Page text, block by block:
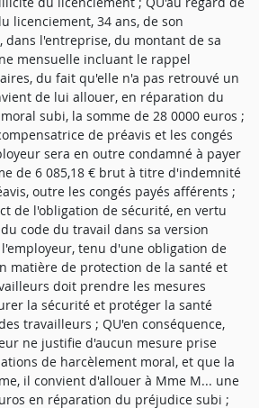
licenciement, 34 ans, de son
dans l'entreprise, du montant de sa
mensuelle incluant le rappel
du fait qu'elle n'a pas retrouvé un
de lui allouer, en réparation du
subi, la somme de 28 0000 euros ;
de préavis et les congés
sera en outre condamné à payer
de 6 085,18 € brut à titre d'indemnité
outre les congés payés afférents ;
de l'obligation de sécurité, en vertu
code du travail dans sa version
tenu d'une obligation de
matière de protection de la santé et
doit prendre les mesures
la sécurité et protéger la santé
travailleurs ; QU'en conséquence,
ne justifie d'aucun mesure prise
de harcèlement moral, et que la
il convient d'allouer à Mme M... une
en réparation du préjudice subi ;